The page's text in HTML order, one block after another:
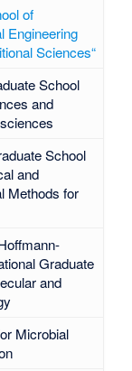
of
Engineering
Sciences“
School
and
School
and
Methods for
Graduate
and
Microbial